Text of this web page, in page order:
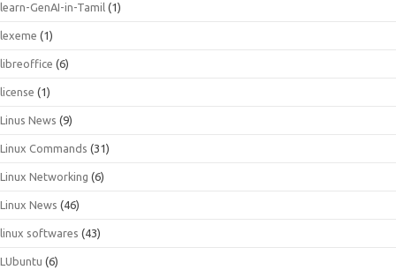
learn-GenAI-in-Tamil (1)
lexeme (1)
libreoffice (6)
license (1)
Linus News (9)
Linux Commands (31)
Linux Networking (6)
Linux News (46)
linux softwares (43)
LUbuntu (6)